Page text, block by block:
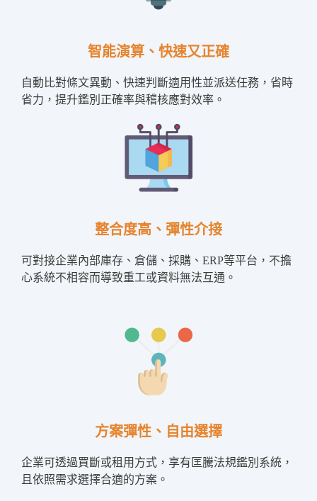
智能演算、快速又正確
自動比對條文異動、快速判斷適用性並派送任務，省時
省力，提升鑑別正確率與稽核應對效率。
整合度高、彈性介接
可對接企業內部庫存、倉儲、採購、ERP等平台，不擔
心系統不相容而導致重工或資料無法互通。
方案彈性、自由選擇
企業可透過買斷或租用方式，享有匡騰法規鑑別系統，
且依照需求選擇合適的方案。